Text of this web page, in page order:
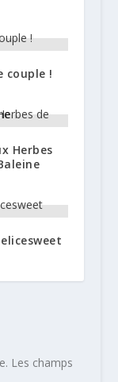
couple !
Herbes
Les champs